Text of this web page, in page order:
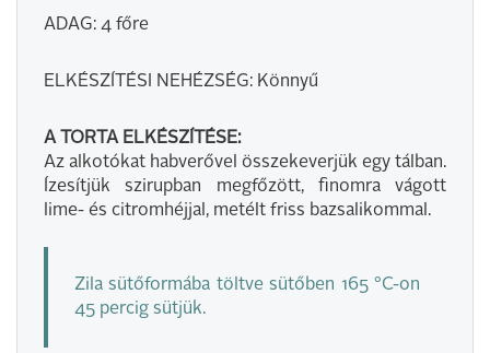
ADAG: 4 főre
ELKÉSZÍTÉSI NEHÉZSÉG: Könnyű
A TORTA ELKÉSZÍTÉSE:
Az alkotókat habverővel összekeverjük egy tálban.
Ízesítjük szirupban megfőzött, finomra vágott
lime- és citromhéjjal, metélt friss bazsalikommal.
Zila sütőformába töltve sütőben 165 °C-on
45 percig sütjük.